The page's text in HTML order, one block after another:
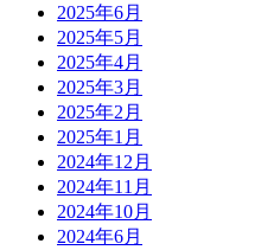
2025年6月
2025年5月
2025年4月
2025年3月
2025年2月
2025年1月
2024年12月
2024年11月
2024年10月
2024年6月